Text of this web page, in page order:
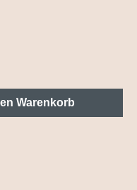
gewünschten
Warenkorb